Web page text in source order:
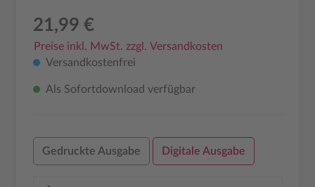
21,99 €
Preise inkl. MwSt. zzgl. Versandkosten
Versandkostenfrei
Als Sofortdownload verfügbar
Gedruckte Ausgabe Digitale Ausgabe